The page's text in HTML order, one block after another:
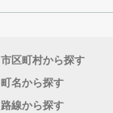
市区町村から探す
町名から探す
路線から探す